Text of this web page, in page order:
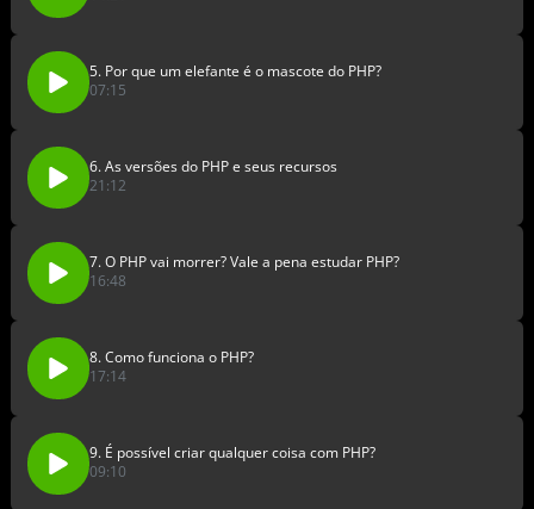
5. Por que um elefante é o mascote do PHP?
07:15
6. As versões do PHP e seus recursos
21:12
7. O PHP vai morrer? Vale a pena estudar PHP?
16:48
8. Como funciona o PHP?
17:14
9. É possível criar qualquer coisa com PHP?
09:10